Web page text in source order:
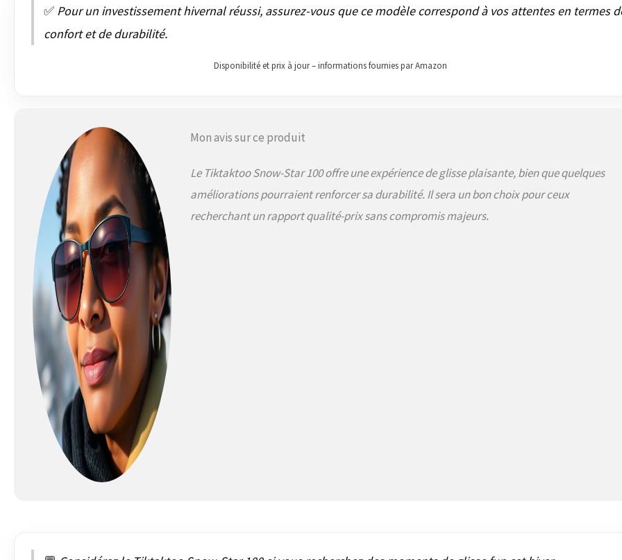
✅ Pour un investissement hivernal réussi, assurez-vous que ce modèle correspond à vos attentes en termes
confort et de durabilité.
Disponibilité et prix à jour – informations fournies par Amazon
Mon avis sur ce produit
Le Tiktaktoo Snow-Star 100 offre une expérience de glisse plaisante, bien que quelques
améliorations pourraient renforcer sa durabilité. Il sera un bon choix pour ceux
recherchant un rapport qualité-prix sans compromis majeurs.